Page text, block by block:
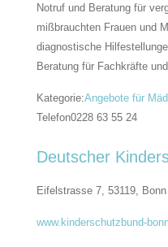
Notruf und Beratung für
mißbrauchten Frauen und
diagnostische
Beratung für Fachkräfte
Kategorie:Angebote für
Telefon0228 63 55 24
Deutscher
Eifelstrasse 7, 53119, Bonn
www.kinderschutzbund-